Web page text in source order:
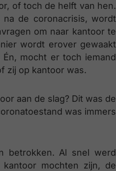
of toch de helft van hen.
de coronacrisis, wordt
om naar kantoor te
wordt erover gewaakt
mocht er toch iemand
zij op kantoor was.
aan de slag? Dit was de
was immers
betrokken. Al snel werd
mochten zijn, de